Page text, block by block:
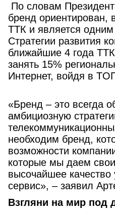
По словам
бренд ориентирован,
ТТК и является
Стратегии развития
ближайшие 4 года
занять 15%
Интернет, войдя в
«Бренд – это всегда
амбициозную
необходим бренд,
возможности
которые мы даем
высочайшее качество
сервис», – заявил
Взгляни на мир под